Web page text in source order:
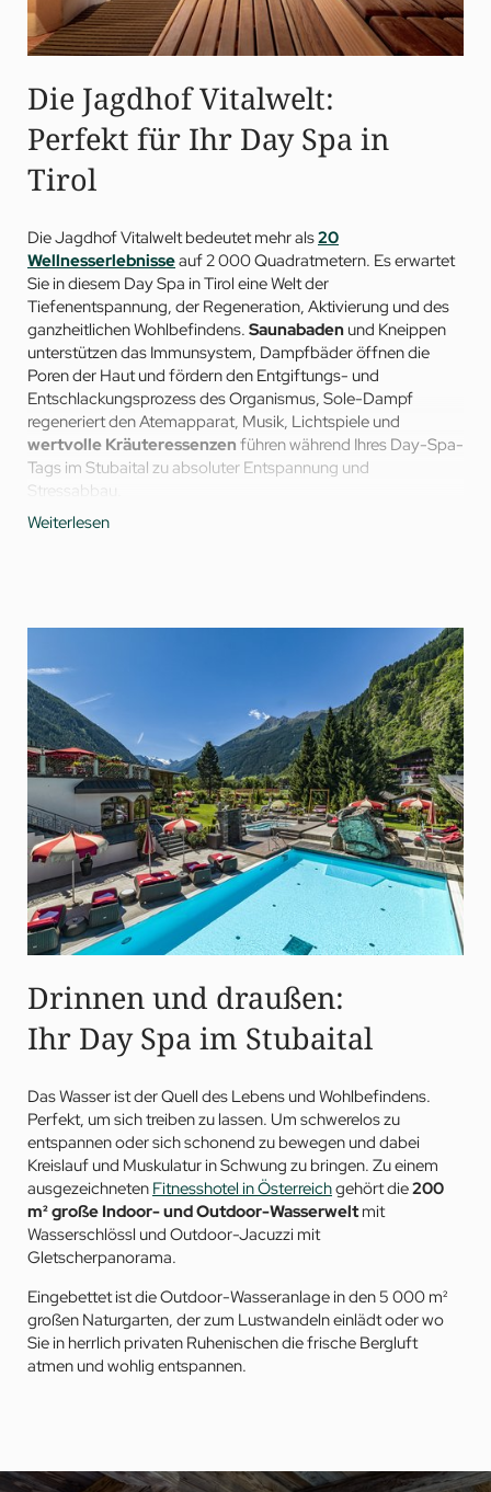
Die Jagdhof Vitalwelt:
Perfekt für Ihr Day Spa in
Tirol
Die Jagdhof Vitalwelt bedeutet mehr als20
Wellnesserlebnisseauf 2 000 Quadratmetern. Es erwartet
Sie in diesem Day Spa in Tirol eine Welt der
Tiefenentspannung, der Regeneration, Aktivierung und des
ganzheitlichen Wohlbefindens. Saunabaden und Kneippen
unterstützen das Immunsystem, Dampfbäder öffnen die
Poren der Haut und fördern den Entgiftungs- und
Entschlackungsprozess des Organismus, Sole-Dampf
regeneriert den Atemapparat, Musik, Lichtspiele und
wertvolle Kräuteressenzen führen während Ihres Day-Spa-
Tags im Stubaital zu absoluter Entspannung und
Stressabbau.
Die Jungbrunnen-Hydrotherapie aktiviert die Zellerneuerung
Spurenelemente.
Es ist alles bereit für einen Tag Auszeit: Für Ihre Gesundheit
und Ihr ganzheitliches Wohlbefinden im schönsten Day Spa in
Tirol.
Weiterlesen
Drinnen und draußen:
Ihr Day Spa im Stubaital
Das Wasser ist der Quell des Lebens und Wohlbefindens.
Perfekt, um sich treiben zu lassen. Um schwerelos zu
entspannen oder sich schonend zu bewegen und dabei
Kreislauf und Muskulatur in Schwung zu bringen. Zu einem
ausgezeichneten Fitnesshotel in Österreichgehört die200
m² große Indoor- und Outdoor-Wasserweltmit
Wasserschlössl und Outdoor-Jacuzzi mit
Gletscherpanorama.
Eingebettet ist die Outdoor-Wasseranlage in den 5 000 m²
großen Naturgarten, der zum Lustwandeln einlädt oder wo
Sie in herrlich privaten Ruhenischen die frische Bergluft
atmen und wohlig entspannen.